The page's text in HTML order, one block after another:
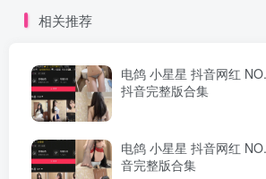
相关推荐
电鸽 小星星 抖音网红
抖音完整版合集
电鸽 小星星 抖音网红
音完整版合集